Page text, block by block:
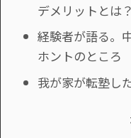
デメリットとは？
経験者が語る。
ホントのところ
我が家が転塾し